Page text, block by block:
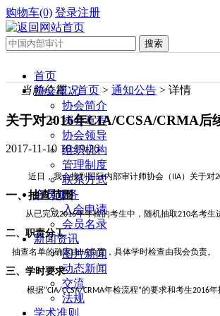
购物车(0) 登录注册
首页
协会概况
协会简介
协会章程
协会领导
组织机构
管理制度
联系方式
会员服务
入会申请
会员名录
新闻资讯
图片新闻
动态新闻
交流
法规
学术准则
当前位置：首页 > 通知公告 > 详情
关于对2016年CIA/CCSA/CRMA后
2017-11-10 10:19:26
近日，我会接到国际内部审计师协会（ IIA）关于对
一、抽查范围
从已完成2016年年检的考生中，随机抽取210名考生
二、职责分工
抽查名单的确定由IIA负责，具体学时检查由我会负责。
三、学时要求
根据“CIA/CCSA/CRMA年检流程”的要求和考生2016年